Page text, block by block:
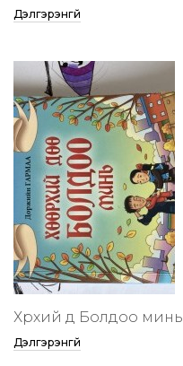
Дэлгэрэнгүй
Хөөрхий дөө Болдоо минь
Дэлгэрэнгүй